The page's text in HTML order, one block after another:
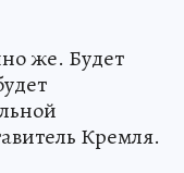
же. Будет
Кремля.